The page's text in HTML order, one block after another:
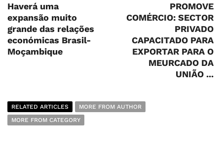
Haverá uma
expansão muito
grande das relações
económicas Brasil-
Moçambique
PROMOVE
COMÉRCIO: SECTOR
PRIVADO
CAPACITADO PARA
EXPORTAR PARA O
MEURCADO DA
UNIÃO ...
RELATED ARTICLES
MORE FROM AUTHOR
MORE FROM CATEGORY